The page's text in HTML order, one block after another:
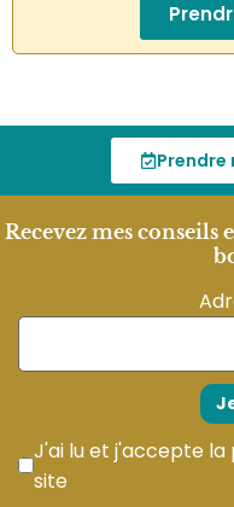
Recevez mes
J'ai lu et j'accepte la
site